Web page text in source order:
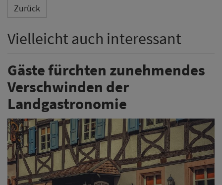
Zurück
Vielleicht auch interessant
Gäste fürchten zunehmendes
Verschwinden der
Landgastronomie